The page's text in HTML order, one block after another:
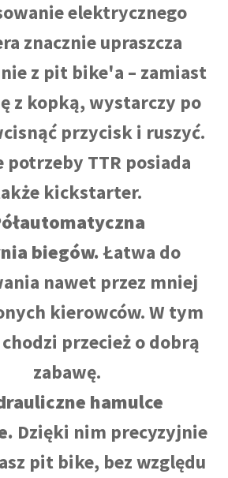
elektrycznego
znacznie upraszcza
z pit bike'a – zamiast
z kopką, wystarczy po
przycisk i ruszyć.
potrzeby TTR posiada
kickstarter.
biegów.Łatwa do
nawet przez mniej
kierowców. W tym
przecież o dobrą
zabawę.
hamulce
Dzięki nim precyzyjnie
pit bike, bez względu